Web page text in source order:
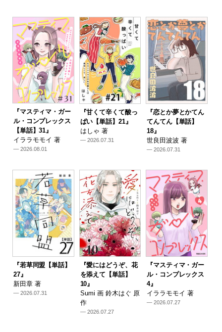
『マスティマ・ガー
ル・コンプレックス
【単話】31』
イララモモイ 著
— 2026.08.01
『甘くて辛くて酸っ
ぱい【単話】21』
はしゃ 著
— 2026.07.31
『恋とか夢とかてん
てんてん【単話】
18』
世良田波波 著
— 2026.07.31
『若草同盟【単話】
27』
新田章 著
— 2026.07.31
『愛にはどうぞ、花
を添えて【単話】
10』
Sumi 画 鈴木はぐ 原
作
— 2026.07.27
『マスティマ・ガー
ル・コンプレックス
4』
イララモモイ 著
— 2026.07.27